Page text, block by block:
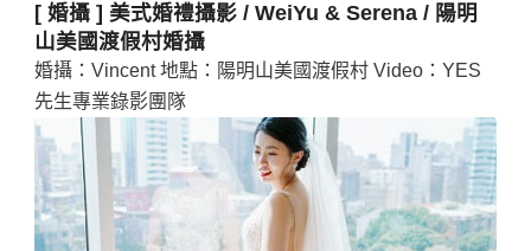
[ 婚攝 ] 美式婚禮攝影 / WeiYu & Serena / 陽明
山美國渡假村婚攝
婚攝：Vincent 地點：陽明山美國渡假村 Video：YES
先生專業錄影團隊